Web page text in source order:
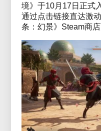
境》于10月17日正式
通过点击链接直达激
条：幻景》Steam商